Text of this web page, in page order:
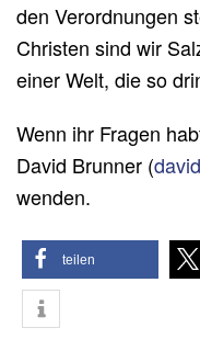
den Verordnungen
Christen sind wir
einer Welt, die so
Wenn ihr Fragen
David Brunner (
wenden.
teilen